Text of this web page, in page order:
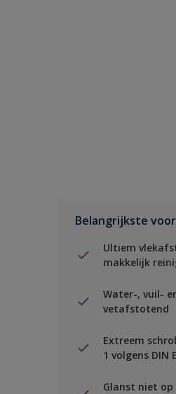
Belangrijkste
Ultiem
makkelijk
Water-, vuil-
vetafstotend
Extreem
1 volgens DIN
Glanst niet op